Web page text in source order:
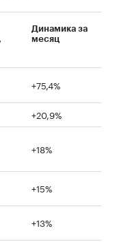
Динамика за
месяц
+75,4%
+20,9%
+18%
+15%
+13%